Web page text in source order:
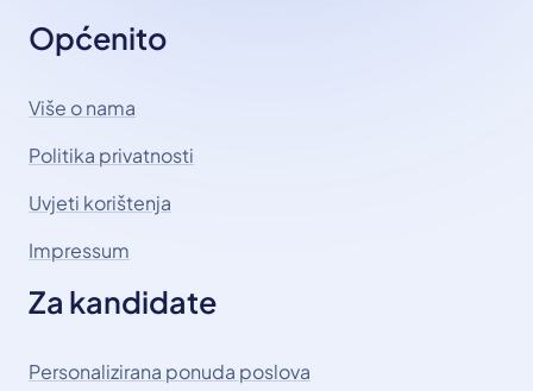
Općenito
Više o nama
Politika privatnosti
Uvjeti korištenja
Impressum
Za kandidate
Personalizirana ponuda poslova